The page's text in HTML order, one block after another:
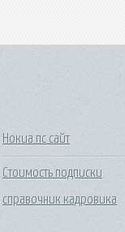
Нокиа пс сайт
Стоимость подписки
справочник кадровика